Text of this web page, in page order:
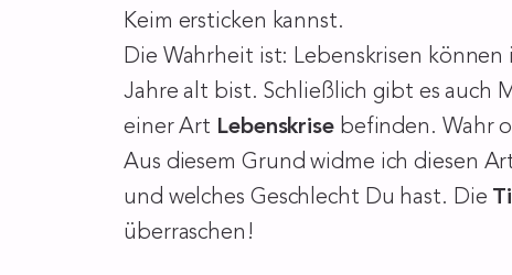
Keim ersticken kannst.
Die Wahrheit ist: Lebenskrisen
Jahre alt bist. Schließlich gibt es auch
einer Art Lebenskrisebefinden. Wahr
Aus diesem Grund widme ich diesen
und welches Geschlecht Du hast. Die
überraschen!